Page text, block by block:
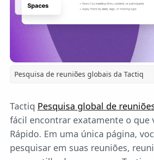
Pesquisa de reuniões globais da Tactiq
Tactiq Pesquisa global de
fácil encontrar exatamente o que
Rápido. Em uma única página,
pesquisar em suas reuniões,